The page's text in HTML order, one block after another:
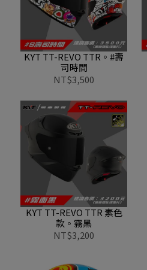
KYT TT-REVO TTR。#壽
司時間
NT$3,500
KYT TT-REVO TTR 素色
款。霧黑
NT$3,200